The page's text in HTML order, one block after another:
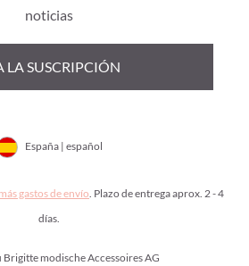
noticias
LA SUSCRIPCIÓN
España | español
más gastos de envío. Plazo de entrega aprox. 2 - 4
días.
modische Accessoires AG